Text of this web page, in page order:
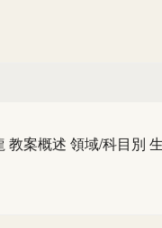
域/科目別 生活科